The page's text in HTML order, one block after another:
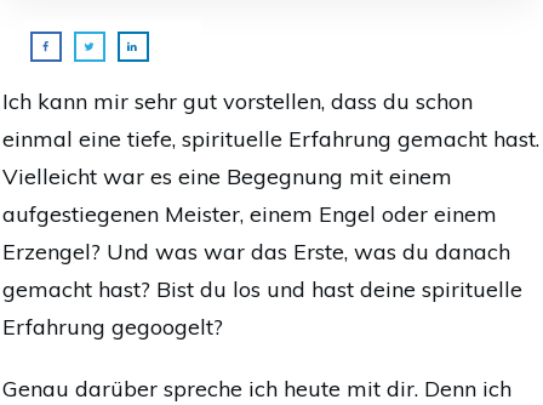
Ich kann mir sehr gut vorstellen, dass du schon
einmal eine tiefe, spirituelle Erfahrung gemacht hast.
Vielleicht war es eine Begegnung mit einem
aufgestiegenen Meister, einem Engel oder einem
Erzengel? Und was war das Erste, was du danach
gemacht hast? Bist du los und hast deine spirituelle
Erfahrung gegoogelt?
Genau darüber spreche ich heute mit dir. Denn ich